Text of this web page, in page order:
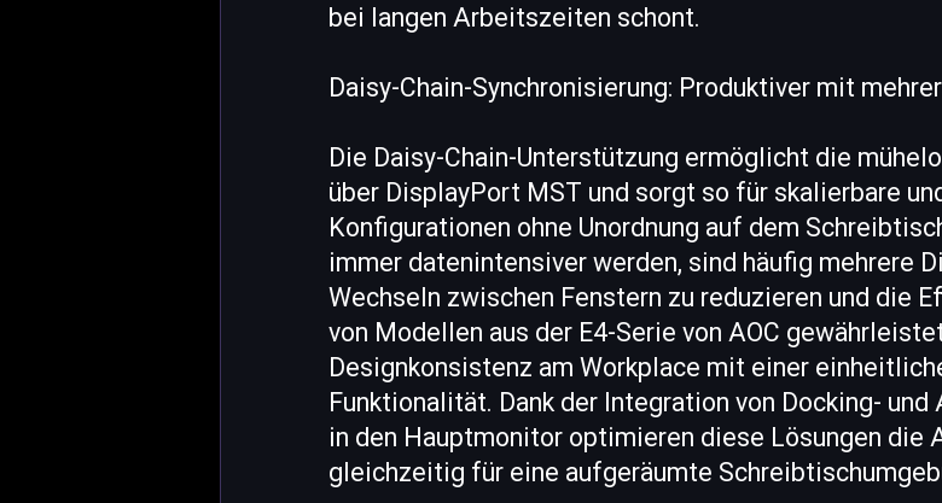
bei langen Arbeitszeiten schont.
Daisy-Chain-Synchronisierung: Produktiver mit
Die Daisy-Chain-Unterstützung ermöglicht die
über DisplayPort MST und sorgt so für skalierbare
Konfigurationen ohne Unordnung auf dem
immer datenintensiver werden, sind häufig mehrere
Wechseln zwischen Fenstern zu reduzieren und die
von Modellen aus der E4-Serie von AOC
Designkonsistenz am Workplace mit einer
Funktionalität. Dank der Integration von Docking-
in den Hauptmonitor optimieren diese Lösungen die
gleichzeitig für eine aufgeräumte